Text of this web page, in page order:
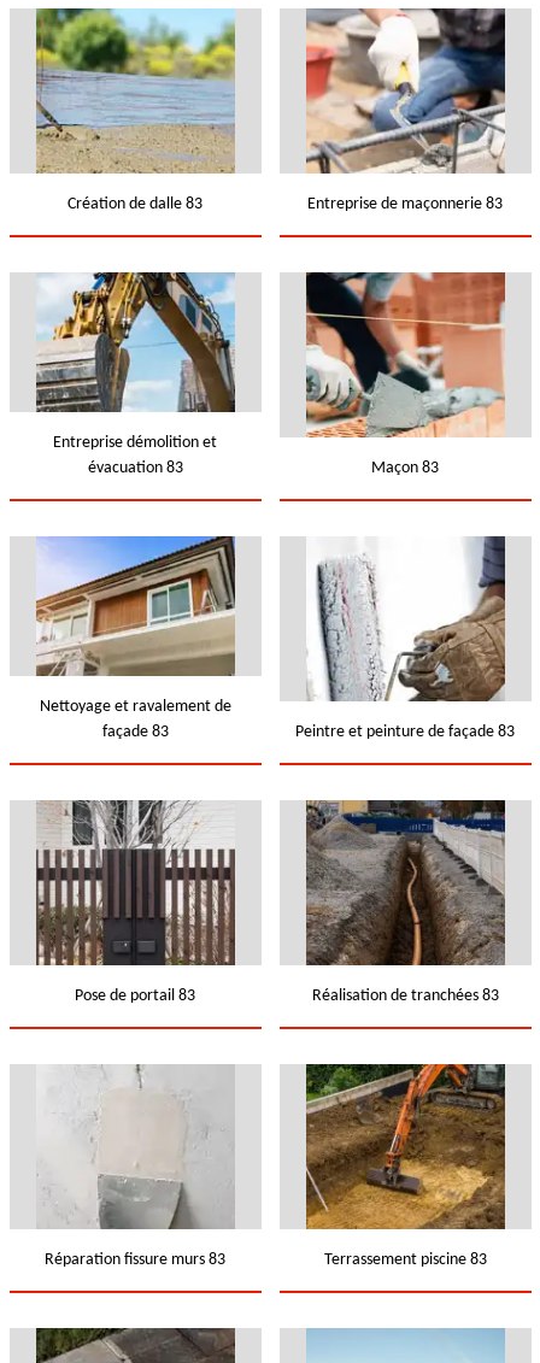
Création de dalle 83 Entreprise de maçonnerie 83
Entreprise démolition et
évacuation 83
Maçon 83
Nettoyage et ravalement de
façade 83
Peintre et peinture de façade 83
Pose de portail 83 Réalisation de tranchées 83
Réparation fissure murs 83 Terrassement piscine 83